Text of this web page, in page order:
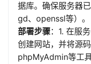
据库。确保服务器
gd、openssl等）。
部署步骤：1. 在服
创建网站，并将源
phpMyAdmin等工